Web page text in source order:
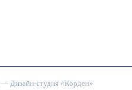
— Дизайн-студия «Корден»